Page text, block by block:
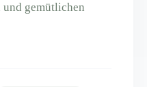
gemütlichen